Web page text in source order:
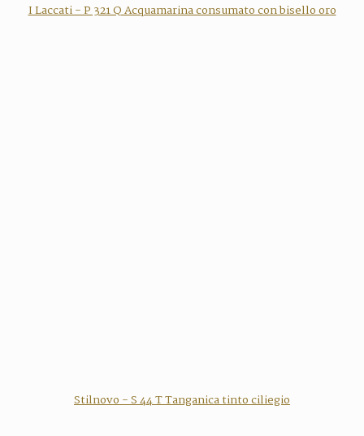
I Laccati - P 321 Q Acquamarina consumato con bisello oro
Stilnovo - S 44 T Tanganica tinto ciliegio